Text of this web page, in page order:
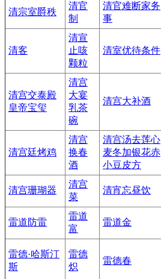
清宗室爵秩
清官
制
清官难断家务
事
清客
清宣
止咳
颗粒
清室优待条件
清宫交泰殿
皇帝宝玺
清宫
大宴
乳茶
碗
清宫大补酒
清宫廷烤鸡
清宫
换春
酒
清宫汤去莲心
麦冬加银花赤
小豆皮方
清宫珊瑚器
清宫
菜
清宵忘昼饮
雷道防雷
雷道
富
雷道金
雷德·哈斯汀
斯
雷德
炽
雷德春